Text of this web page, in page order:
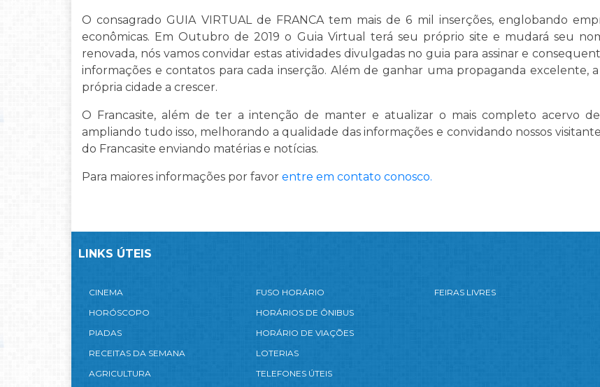
O consagrado GUIA VIRTUAL de FRANCA tem mais de 6 mil inserções, englobando
econômicas. Em Outubro de 2019 o Guia Virtual terá seu próprio site e mudará seu
renovada, nós vamos convidar estas atividades divulgadas no guia para assinar e
informações e contatos para cada inserção. Além de ganhar uma propaganda excelente,
própria cidade a crescer.
O Francasite, além de ter a intenção de manter e atualizar o mais completo acervo
ampliando tudo isso, melhorando a qualidade das informações e convidando nossos
do Francasite enviando matérias e notícias.
Para maiores informações por favor entre em contato conosco.
LINKS ÚTEIS
CINEMA
HORÓSCOPO
PIADAS
RECEITAS DA SEMANA
AGRICULTURA
FUSO HORÁRIO
HORÁRIOS DE ÔNIBUS
HORÁRIO DE VIAÇÕES
LOTERIAS
TELEFONES ÚTEIS
FEIRAS LIVRES